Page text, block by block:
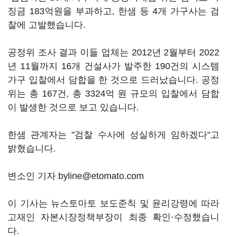
징금 183억원을 부과하고, 한샘 등 4개 가구사는 검
찰에 고발했습니다.
공정위 조사 결과 이들 업체는 2012년 2월부터 2022
년 11월까지 16개 건설사가 발주한 190건의 시스템
가구 입찰에서 담합을 한 것으로 드러났습니다. 공정
위는 총 167건, 총 3324억 원 규모의 입찰에서 담합
이 발생한 것으로 보고 있습니다.
한샘 관계자는 "검찰 수사에 성실하게 임하겠다"고
밝혔습니다.
변소인 기자 byline@etomato.com
이 기사는 뉴스토마토 보도준칙 및 윤리강령에 따라
고재인 자본시장정책부장이 최종 확인·수정했습니
다.